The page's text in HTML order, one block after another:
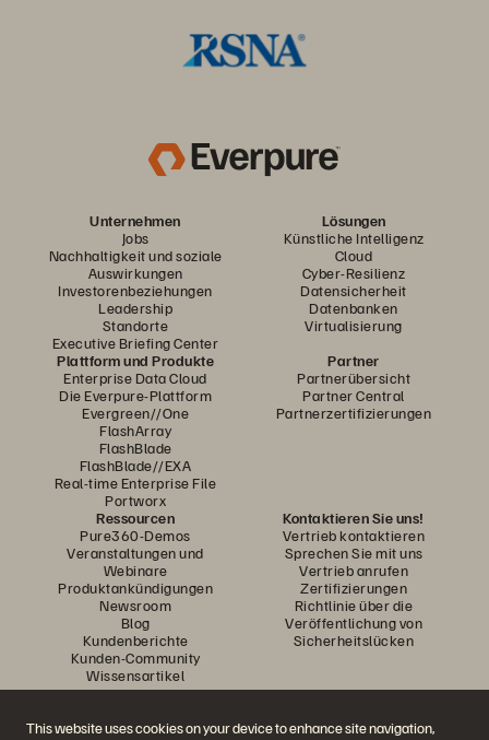
This website uses cookies on your device to enhance site navigation,
Unternehmen
Jobs
Nachhaltigkeit und soziale
Auswirkungen
Investorenbeziehungen
Leadership
Standorte
Executive Briefing Center
Lösungen
Künstliche Intelligenz
Cloud
Cyber-Resilienz
Datensicherheit
Datenbanken
Virtualisierung
Plattform und Produkte
Enterprise Data Cloud
Die Everpure-Plattform
Evergreen//One
FlashArray
FlashBlade
FlashBlade//EXA
Real-time Enterprise File
Portworx
Partner
Partnerübersicht
Partner Central
Partnerzertifizierungen
Ressourcen
Pure360-Demos
Veranstaltungen und
Webinare
Produktankündigungen
Newsroom
Blog
Kundenberichte
Kunden-Community
Wissensartikel
Kontaktieren Sie uns!
Vertrieb kontaktieren
Sprechen Sie mit uns
Vertrieb anrufen
Zertifizierungen
Richtlinie über die
Veröffentlichung von
Sicherheitslücken